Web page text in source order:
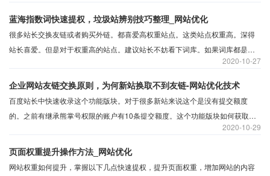
10-27
2020
蓝海指数词快速提权，垃圾站辨别技巧整理_网站优化
很多站长交换友链或者购买外链。都喜爱高权重站点。这类站点权重高。深得
站长喜爱。但是对于权重高的站点。建议站长不妨看下词库。如果词库都是相
关靠谱的词。那么可交换和购买。如果是垃圾词那么请三思而后行。这类站点
很容易被搜索引擎打击。同时站内友链也会相应的会被波及。正常做优化。远
10-29
2020
企业网站友链交换原则，为何新站换取不到友链-网站优化技术
百度站长中快速收录这个功能版块。对于很多新站来说这个是没有提交额度
的。之前有继承熊掌号权限的账户有10条提交额度。这个功能版块如何获取、
页面权重提升操作方法_网站优化
网站权重如何提升，掌握以下几点快速提权，提升页面权重，增加网站的内容